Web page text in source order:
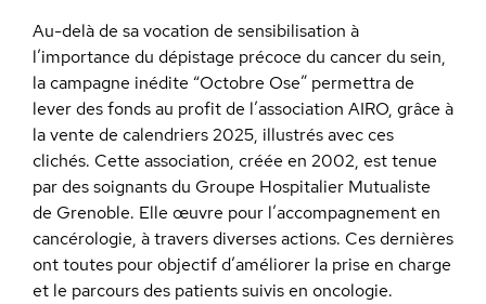
Au-delà de sa vocation de sensibilisation à
l’importance du dépistage précoce du cancer du sein,
la campagne inédite “Octobre Ose” permettra de
lever des fonds au profit de l’association AIRO, grâce à
la vente de calendriers 2025, illustrés avec ces
clichés. Cette association, créée en 2002, est tenue
par des soignants du Groupe Hospitalier Mutualiste
de Grenoble. Elle œuvre pour l’accompagnement en
cancérologie, à travers diverses actions. Ces dernières
ont toutes pour objectif d’améliorer la prise en charge
et le parcours des patients suivis en oncologie.